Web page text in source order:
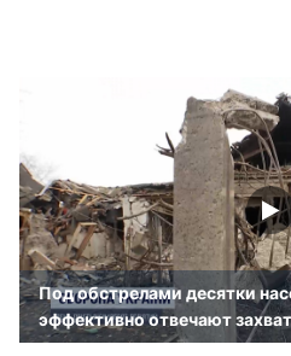
Под обстрелами десятки
эффективно отвечают